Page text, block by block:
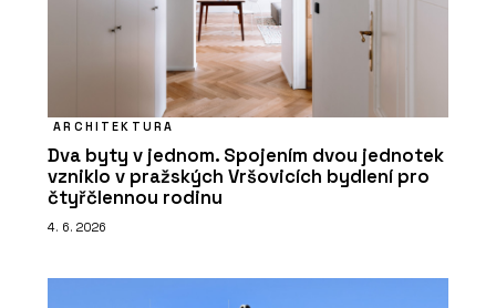
ARCHITEKTURA
Dva byty v jednom. Spojením dvou jednotek
vzniklo v pražských Vršovicích bydlení pro
čtyřčlennou rodinu
4. 6. 2026